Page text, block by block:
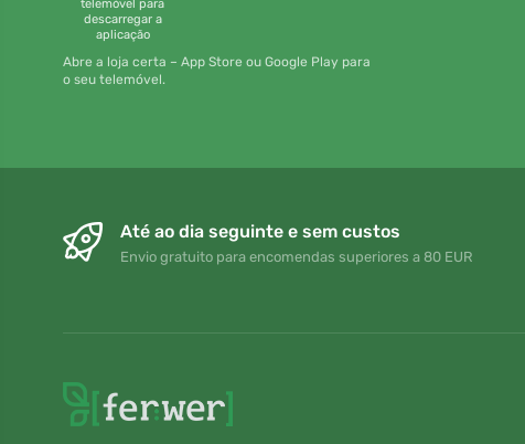
telemóvel para
descarregar a
aplicação
Abre a loja certa – App Store ou Google Play para
o seu telemóvel.
Até ao dia seguinte e sem custos
Envio gratuito para encomendas superiores a 80 EUR